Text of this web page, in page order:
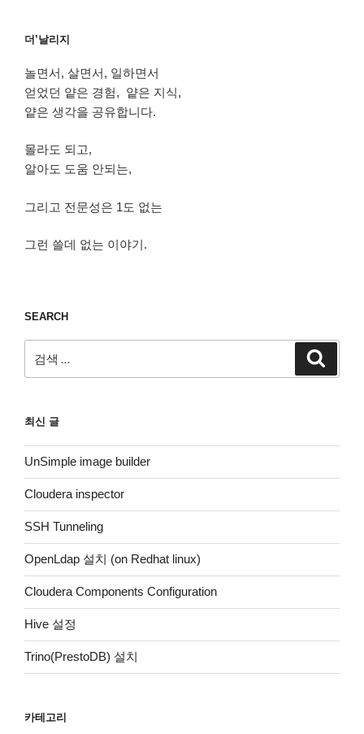
더’날리지
놀면서, 살면서, 일하면서
얻었던 얕은 경험, 얕은 지식,
얕은 생각을 공유합니다.
몰라도 되고,
알아도 도움 안되는,
그리고 전문성은 1도 없는
그런 쓸데 없는 이야기.
SEARCH
색:
최신 글
UnSimple image builder
Cloudera inspector
SSH Tunneling
OpenLdap 설치 (on Redhat linux)
Cloudera Components Configuration
Hive 설정
Trino(PrestoDB) 설치
카테고리